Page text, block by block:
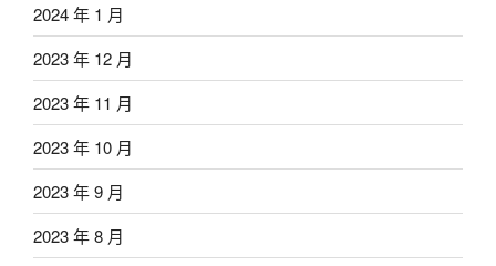
2024 年 1 月
2023 年 12 月
2023 年 11 月
2023 年 10 月
2023 年 9 月
2023 年 8 月